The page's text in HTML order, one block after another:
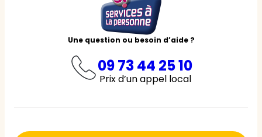
Une question ou besoin d’aide ?
09 73 44 25 10
Prix d’un appel local